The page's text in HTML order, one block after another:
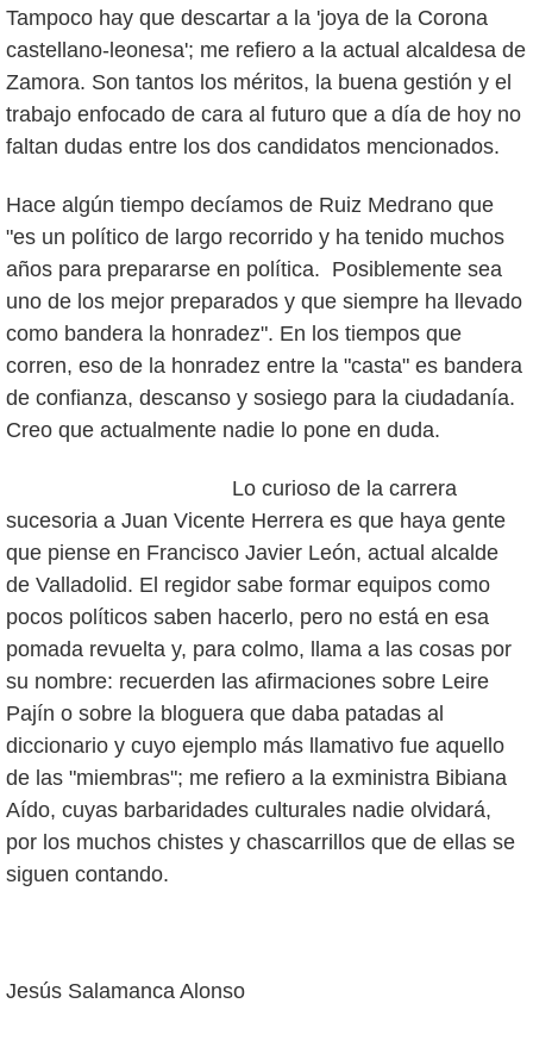
Tampoco hay que descartar a la 'joya de la Corona
castellano-leonesa'; me refiero a la actual alcaldesa de
Zamora. Son tantos los méritos, la buena gestión y el
trabajo enfocado de cara al futuro que a día de hoy no
faltan dudas entre los dos candidatos mencionados.
Hace algún tiempo decíamos de Ruiz Medrano que
"es un político de largo recorrido y ha tenido muchos
años para prepararse en política. Posiblemente sea
uno de los mejor preparados y que siempre ha llevado
como bandera la honradez". En los tiempos que
corren, eso de la honradez entre la "casta" es bandera
de confianza, descanso y sosiego para la ciudadanía.
Creo que actualmente nadie lo pone en duda.
Lo curioso de la carrera
sucesoria a Juan Vicente Herrera es que haya gente
que piense en Francisco Javier León, actual alcalde
de Valladolid. El regidor sabe formar equipos como
pocos políticos saben hacerlo, pero no está en esa
pomada revuelta y, para colmo, llama a las cosas por
su nombre: recuerden las afirmaciones sobre Leire
Pajín o sobre la bloguera que daba patadas al
diccionario y cuyo ejemplo más llamativo fue aquello
de las "miembras"; me refiero a la exministra Bibiana
Aído, cuyas barbaridades culturales nadie olvidará,
por los muchos chistes y chascarrillos que de ellas se
siguen contando.
Jesús Salamanca Alonso